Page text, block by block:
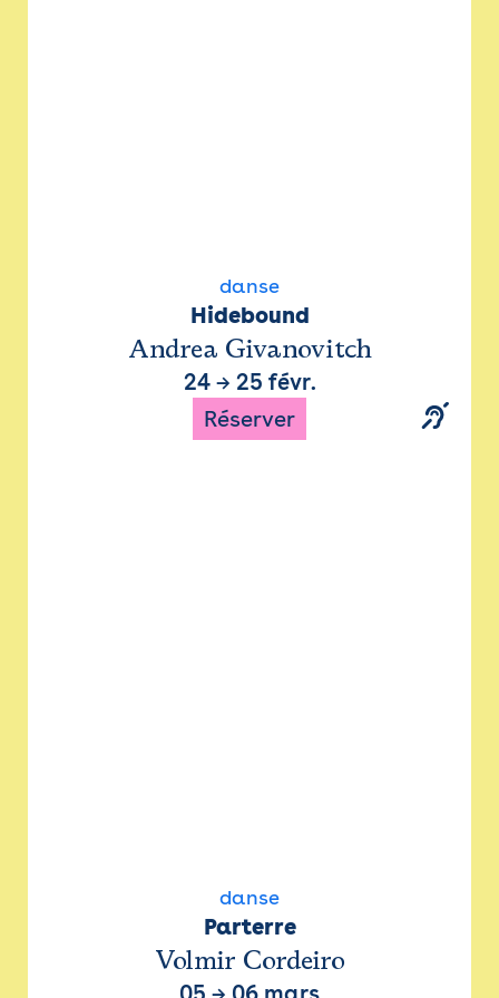
danse
Hidebound
Andrea Givanovitch
24→ 25 févr.
Réserver
danse
Parterre
Volmir Cordeiro